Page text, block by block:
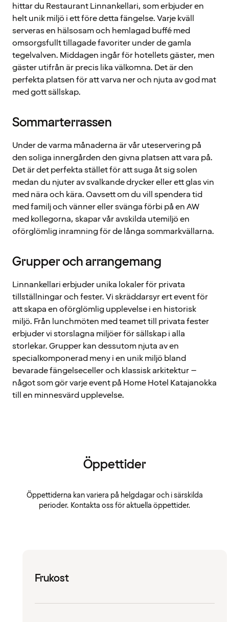
hittar du Restaurant Linnankellari, som erbjuder en
helt unik miljö i ett före detta fängelse. Varje kväll
serveras en hälsosam och hemlagad buffé med
omsorgsfullt tillagade favoriter under de gamla
tegelvalven. Middagen ingår för hotellets gäster, men
gäster utifrån är precis lika välkomna. Det är den
perfekta platsen för att varva ner och njuta av god mat
med gott sällskap.
Sommarterrassen
Under de varma månaderna är vår uteservering på
den soliga innergården den givna platsen att vara på.
Det är det perfekta stället för att suga åt sig solen
medan du njuter av svalkande drycker eller ett glas vin
med nära och kära. Oavsett om du vill spendera tid
med familj och vänner eller svänga förbi på en AW
med kollegorna, skapar vår avskilda utemiljö en
oförglömlig inramning för de långa sommarkvällarna.
Grupper och arrangemang
Linnankellari erbjuder unika lokaler för privata
tillställningar och fester. Vi skräddarsyr ert event för
att skapa en oförglömlig upplevelse i en historisk
miljö. Från lunchmöten med teamet till privata fester
erbjuder vi storslagna miljöer för sällskap i alla
storlekar. Grupper kan dessutom njuta av en
specialkomponerad meny i en unik miljö bland
bevarade fängelseceller och klassisk arkitektur –
något som gör varje event på Home Hotel Katajanokka
till en minnesvärd upplevelse.
Öppettider
Öppettiderna kan variera på helgdagar och i särskilda
perioder. Kontakta oss för aktuella öppettider.
Frukost